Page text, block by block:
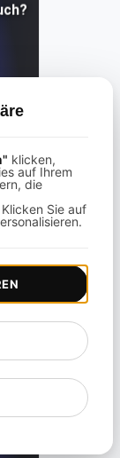
klicken,
auf Ihrem
die
Sie auf